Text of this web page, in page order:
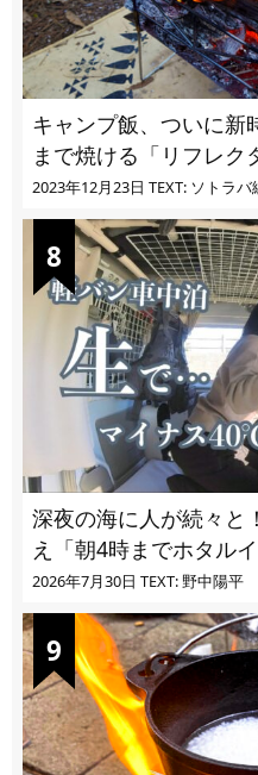
キャンプ飯、ついに新
まで焼ける「リフレク
ぎる
2023年12月23日 TEXT: ソトラ
深夜の海に人が続々
え「朝4時までホタル
2026年7月30日 TEXT: 野中陽平